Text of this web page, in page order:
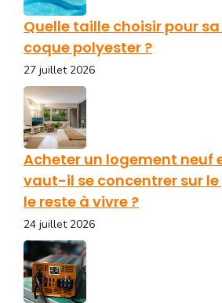
Quelle taille choisir pour
coque polyester ?
27 juillet 2026
Acheter un logement neuf
vaut-il se concentrer sur le
le reste à vivre ?
24 juillet 2026